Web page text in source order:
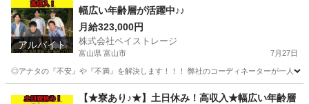
アルバイト
幅広い年齢層が活躍中♪♪
月給323,000円
株式会社ペイストレージ
富山県 富山市 7月27日
◎アナタの『不安』や『不満』を解決します！！！ 弊社のコーディネーターが一人
軽作業 兵庫 軽作業 生年月日
【★寮あり♪★】土日休み！高収入★幅広い年齢層